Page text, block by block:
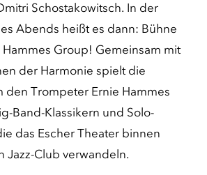
Schostakowitsch. In der
Abends heißt es dann: Bühne
Group! Gemeinsam mit
der Harmonie spielt die
den Trompeter Ernie Hammes
Band-Klassikern und Solo-
das Escher Theater binnen
Jazz-Club verwandeln.